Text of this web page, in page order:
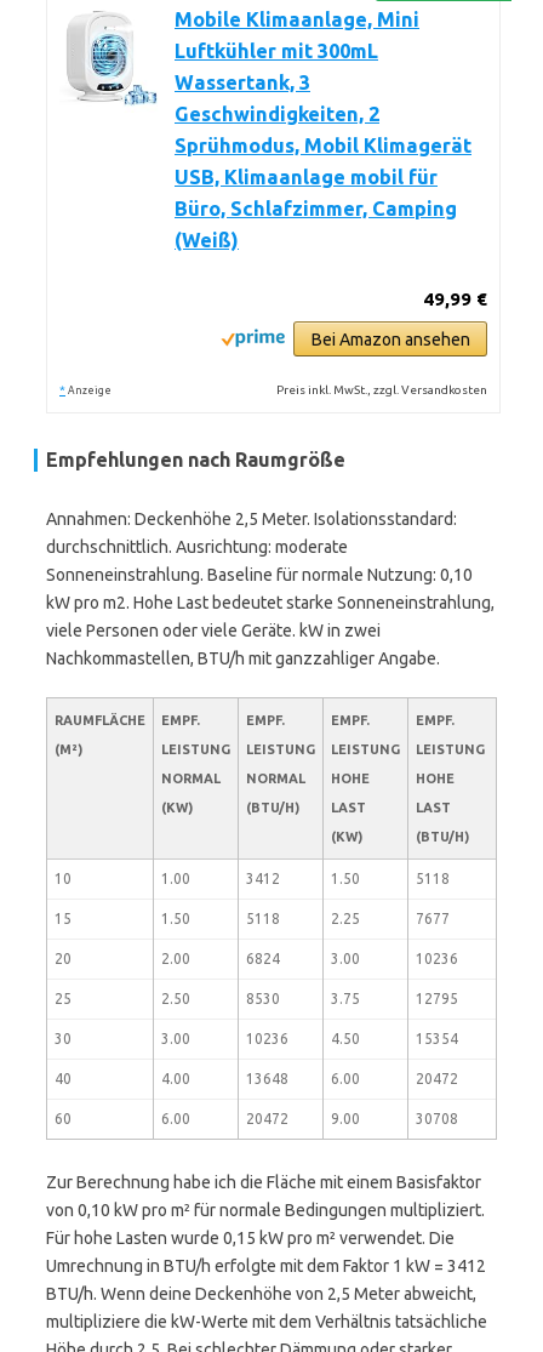
Mobile Klimaanlage, Mini
Luftkühler mit 300mL
Wassertank, 3
Geschwindigkeiten, 2
Sprühmodus, Mobil Klimagerät
USB, Klimaanlage mobil für
Büro, Schlafzimmer, Camping
(Weiß)
49,99 €
Bei Amazon ansehen
* Anzeige Preis inkl. MwSt., zzgl. Versandkosten
Empfehlungen nach Raumgröße
Annahmen: Deckenhöhe 2,5 Meter. Isolationsstandard:
durchschnittlich. Ausrichtung: moderate
Sonneneinstrahlung. Baseline für normale Nutzung: 0,10
kW pro m2. Hohe Last bedeutet starke Sonneneinstrahlung,
viele Personen oder viele Geräte. kW in zwei
Nachkommastellen, BTU/h mit ganzzahliger Angabe.
RAUMFLÄCHE
(M²)
EMPF.
LEISTUNG
NORMAL
(KW)
EMPF.
LEISTUNG
NORMAL
(BTU/H)
EMPF.
LEISTUNG
HOHE
LAST
(KW)
EMPF.
LEISTUNG
HOHE
LAST
(BTU/H)
10 1.00 3412 1.50 5118
15 1.50 5118 2.25 7677
20 2.00 6824 3.00 10236
25 2.50 8530 3.75 12795
30 3.00 10236 4.50 15354
40 4.00 13648 6.00 20472
60 6.00 20472 9.00 30708
Zur Berechnung habe ich die Fläche mit einem Basisfaktor
von 0,10 kW pro m² für normale Bedingungen multipliziert.
Für hohe Lasten wurde 0,15 kW pro m² verwendet. Die
Umrechnung in BTU/h erfolgte mit dem Faktor 1 kW = 3412
BTU/h. Wenn deine Deckenhöhe von 2,5 Meter abweicht,
multipliziere die kW-Werte mit dem Verhältnis tatsächliche